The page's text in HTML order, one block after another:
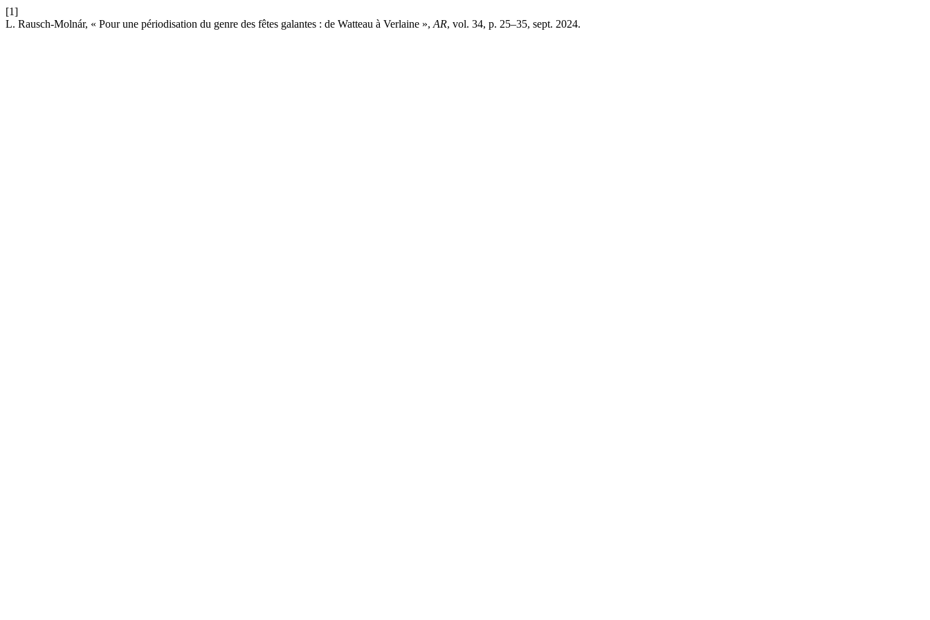
[1]
L. Rausch-Molnár, « Pour une périodisation du genre des fêtes galantes : de Watteau à Verlaine », AR, vol. 34, p. 25–35, sept. 2024.